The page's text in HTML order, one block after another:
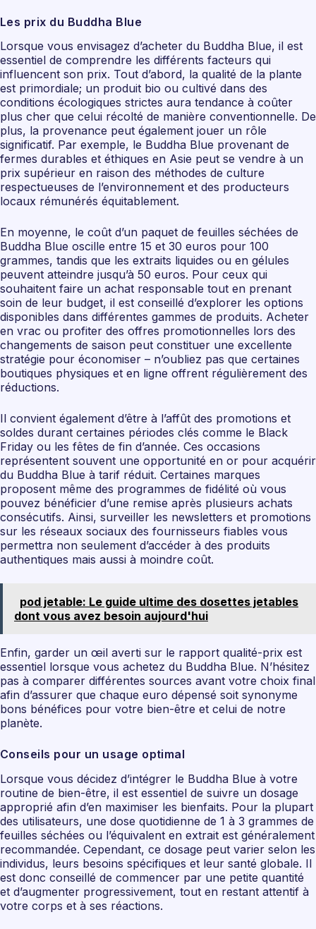
Les prix du Buddha Blue
Lorsque vous envisagez d’acheter du Buddha Blue, il est
essentiel de comprendre les différents facteurs qui
influencent son prix. Tout d’abord, la qualité de la plante
est primordiale; un produit bio ou cultivé dans des
conditions écologiques strictes aura tendance à coûter
plus cher que celui récolté de manière conventionnelle. De
plus, la provenance peut également jouer un rôle
significatif. Par exemple, le Buddha Blue provenant de
fermes durables et éthiques en Asie peut se vendre à un
prix supérieur en raison des méthodes de culture
respectueuses de l’environnement et des producteurs
locaux rémunérés équitablement.
En moyenne, le coût d’un paquet de feuilles séchées de
Buddha Blue oscille entre 15 et 30 euros pour 100
grammes, tandis que les extraits liquides ou en gélules
peuvent atteindre jusqu’à 50 euros. Pour ceux qui
souhaitent faire un achat responsable tout en prenant
soin de leur budget, il est conseillé d’explorer les options
disponibles dans différentes gammes de produits. Acheter
en vrac ou profiter des offres promotionnelles lors des
changements de saison peut constituer une excellente
stratégie pour économiser – n’oubliez pas que certaines
boutiques physiques et en ligne offrent régulièrement des
réductions.
Il convient également d’être à l’affût des promotions et
soldes durant certaines périodes clés comme le Black
Friday ou les fêtes de fin d’année. Ces occasions
représentent souvent une opportunité en or pour acquérir
du Buddha Blue à tarif réduit. Certaines marques
proposent même des programmes de fidélité où vous
pouvez bénéficier d’une remise après plusieurs achats
consécutifs. Ainsi, surveiller les newsletters et promotions
sur les réseaux sociaux des fournisseurs fiables vous
permettra non seulement d’accéder à des produits
authentiques mais aussi à moindre coût.
pod jetable: Le guide ultime des dosettes jetables
dont vous avez besoin aujourd'hui
Enfin, garder un œil averti sur le rapport qualité-prix est
essentiel lorsque vous achetez du Buddha Blue. N’hésitez
pas à comparer différentes sources avant votre choix final
afin d’assurer que chaque euro dépensé soit synonyme
bons bénéfices pour votre bien-être et celui de notre
planète.
Conseils pour un usage optimal
Lorsque vous décidez d’intégrer le Buddha Blue à votre
routine de bien-être, il est essentiel de suivre un dosage
approprié afin d’en maximiser les bienfaits. Pour la plupart
des utilisateurs, une dose quotidienne de 1 à 3 grammes de
feuilles séchées ou l’équivalent en extrait est généralement
recommandée. Cependant, ce dosage peut varier selon les
individus, leurs besoins spécifiques et leur santé globale. Il
est donc conseillé de commencer par une petite quantité
et d’augmenter progressivement, tout en restant attentif à
votre corps et à ses réactions.